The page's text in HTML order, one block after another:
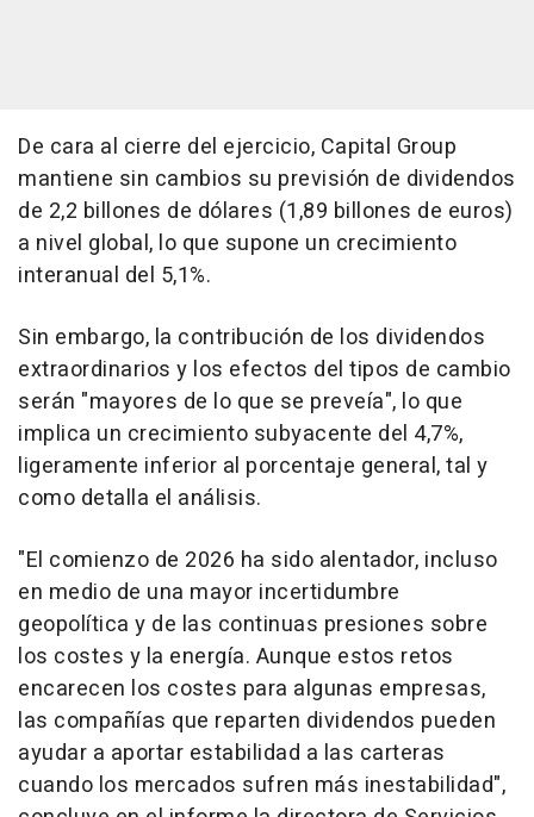
De cara al cierre del ejercicio, Capital Group
mantiene sin cambios su previsión de dividendos
de 2,2 billones de dólares (1,89 billones de euros)
a nivel global, lo que supone un crecimiento
interanual del 5,1%.
Sin embargo, la contribución de los dividendos
extraordinarios y los efectos del tipos de cambio
serán "mayores de lo que se preveía", lo que
implica un crecimiento subyacente del 4,7%,
ligeramente inferior al porcentaje general, tal y
como detalla el análisis.
"El comienzo de 2026 ha sido alentador, incluso
en medio de una mayor incertidumbre
geopolítica y de las continuas presiones sobre
los costes y la energía. Aunque estos retos
encarecen los costes para algunas empresas,
las compañías que reparten dividendos pueden
ayudar a aportar estabilidad a las carteras
cuando los mercados sufren más inestabilidad",